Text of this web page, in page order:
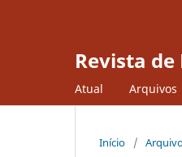
Revista
Atual Arquivos
Início /